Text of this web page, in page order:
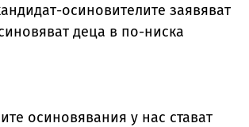
осиновителите заявяват
деца в по-ниска
осиновявания у нас стават